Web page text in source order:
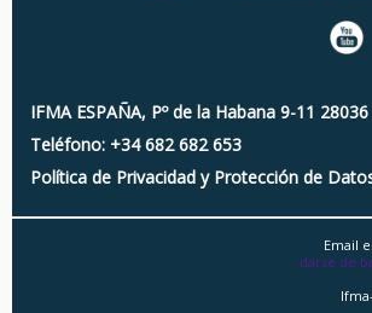
IFMA ESPAÑA, Pº de la Habana 9-11
Teléfono: +34 682 682 653
Política de Privacidad y Protección de
Email
darse de